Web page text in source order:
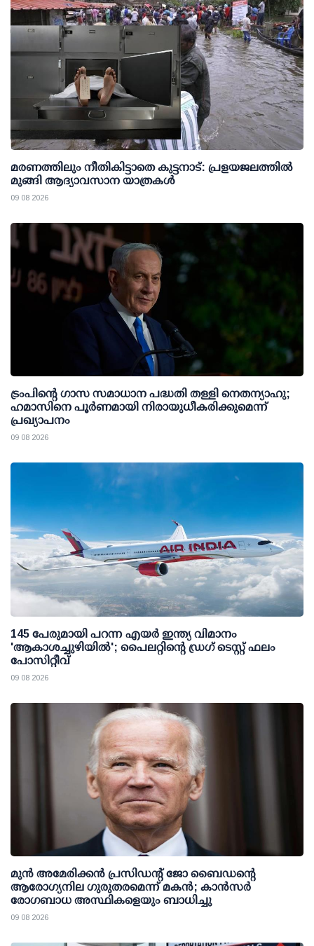
മരണത്തിലും നീതികിട്ടാതെ കുട്ടനാട്: പ്രളയജലത്തില്‍
മുങ്ങി ആദ്യാവസാന യാത്രകള്‍
09 08 2026
ട്രംപിന്റെ ഗാസ സമാധാന പദ്ധതി തള്ളി നെതന്യാഹു;
ഹമാസിനെ പൂര്‍ണമായി നിരായുധീകരിക്കുമെന്ന്
പ്രഖ്യാപനം
09 08 2026
145 പേരുമായി പറന്ന എയര്‍ ഇന്ത്യ വിമാനം
'ആകാശച്ചുഴിയില്‍'; പൈലറ്റിന്റെ ഡ്രഗ് ടെസ്റ്റ് ഫലം
പോസിറ്റീവ്
09 08 2026
മുന്‍ അമേരിക്കന്‍ പ്രസിഡന്റ് ജോ ബൈഡന്റെ
ആരോഗ്യനില ഗുരുതരമെന്ന് മകന്‍; കാന്‍സര്‍
രോഗബാധ അസ്ഥികളെയും ബാധിച്ചു
09 08 2026